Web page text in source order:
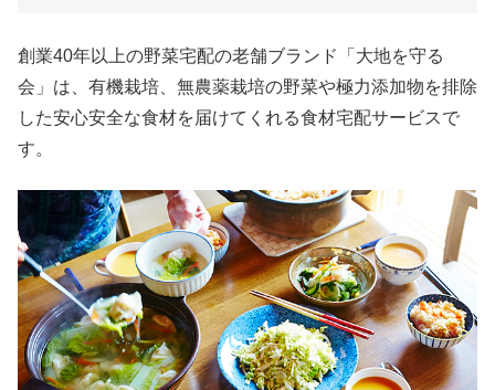
創業40年以上の野菜宅配の老舗ブランド「大地を守る
会」は、有機栽培、無農薬栽培の野菜や極力添加物を排除
した安心安全な食材を届けてくれる食材宅配サービスで
す。